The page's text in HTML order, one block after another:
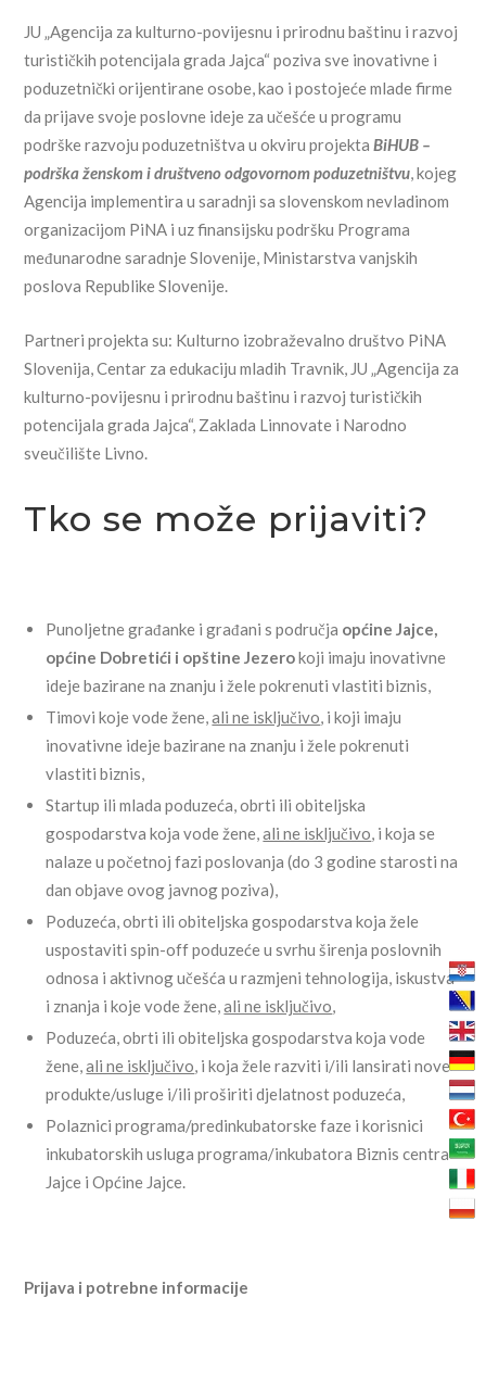
JU „Agencija za kulturno-povijesnu i prirodnu baštinu i razvoj
turističkih potencijala grada Jajca“ poziva sve inovativne i
poduzetnički orijentirane osobe, kao i postojeće mlade firme
da prijave svoje poslovne ideje za učešće u programu
podrške razvoju poduzetništva u okviru projektaBiHUB –
podrška ženskom i društveno odgovornom poduzetništvu, kojeg
Agencija implementira u saradnji sa slovenskom nevladinom
organizacijom PiNA i uz finansijsku podršku Programa
međunarodne saradnje Slovenije, Ministarstva vanjskih
poslova Republike Slovenije.
Partneri projekta su: Kulturno izobraževalno društvo PiNA
Slovenija, Centar za edukaciju mladih Travnik, JU „Agencija za
kulturno-povijesnu i prirodnu baštinu i razvoj turističkih
potencijala grada Jajca“, Zaklada Linnovate i Narodno
sveučilište Livno.
Tko se može prijaviti?
Punoljetne građanke i građani s područja općine Jajce,
općine Dobretići i opštine Jezerokoji imaju inovativne
ideje bazirane na znanju i žele pokrenuti vlastiti biznis,
Timovi koje vode žene,ali ne isključivo, i koji imaju
inovativne ideje bazirane na znanju i žele pokrenuti
vlastiti biznis,
Startup ili mlada poduzeća, obrti ili obiteljska
gospodarstva koja vode žene,ali ne isključivo, i koja se
nalaze u početnoj fazi poslovanja (do 3 godine starosti na
dan objave ovog javnog poziva),
Poduzeća, obrti ili obiteljska gospodarstva koja žele
uspostaviti spin-off poduzeće u svrhu širenja poslovnih
odnosa i aktivnog učešća u razmjeni tehnologija, iskustva
i znanja i koje vode žene,ali ne isključivo,
Poduzeća, obrti ili obiteljska gospodarstva koja vode
žene,ali ne isključivo, i koja žele razviti i/ili lansirati nove
produkte/usluge i/ili proširiti djelatnost poduzeća,
Polaznici programa/predinkubatorske faze i korisnici
inkubatorskih usluga programa/inkubatora Biznis centra
Jajce i Općine Jajce.
Prijava i potrebne informacije